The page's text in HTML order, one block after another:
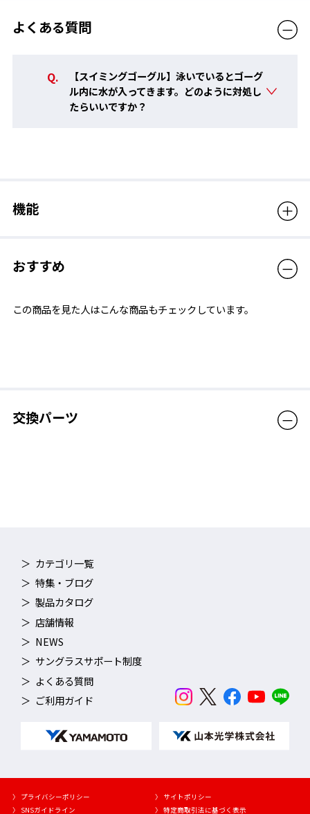
ックを解除することで長さの調整が可能。
販売価格（税込）
よくある質問
【スイミングゴーグル】泳いでいるとゴーグ
ル内に水が入ってきます。どのように対処し
たらいいですか？
機能
おすすめ
この商品を見た人はこんな商品もチェックしています。
交換パーツ
カテゴリ一覧
特集・ブログ
製品カタログ
店舗情報
NEWS
サングラスサポート制度
よくある質問
ご利用ガイド
〉 プライバシーポリシー
〉 サイトポリシー
〉 SNSガイドライン
〉 特定商取引法に基づく表示